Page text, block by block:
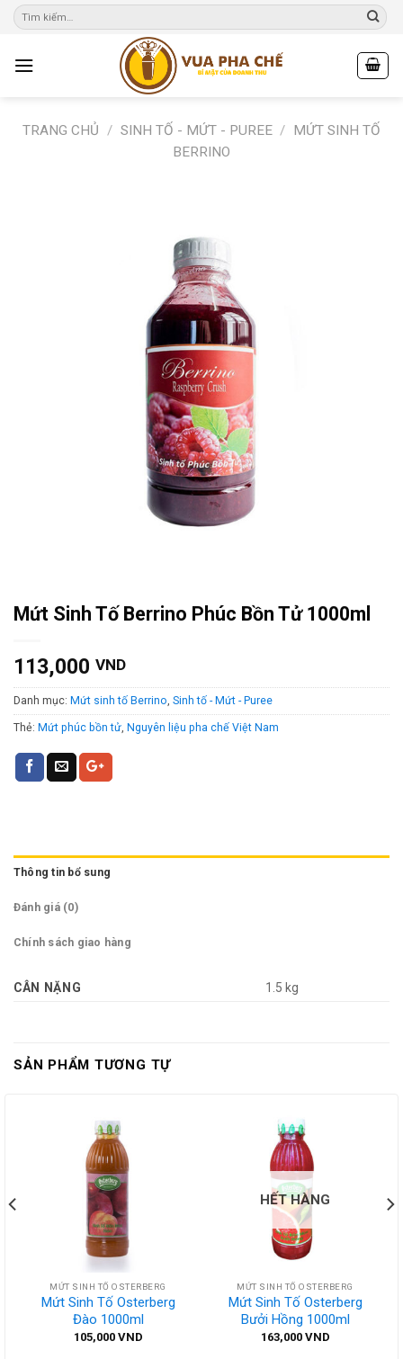
Skip
TRANG CHỦ / SINH TỐ - MỨT - PUREE / MỨT SINH TỐ
BERRINO
Mứt Sinh Tố Berrino Phúc Bồn Tử 1000ml
113,000 VND
Danh mục: Mứt sinh tố Berrino, Sinh tố - Mứt - Puree
Thẻ: Mứt phúc bồn tử, Nguyên liệu pha chế Việt Nam
Thông tin bổ sung
Đánh giá (0)
Chính sách giao hàng
CÂN NẶNG 1.5 kg
SẢN PHẨM TƯƠNG TỰ
MỨT SINH TỐ OSTERBERG
Mứt Sinh Tố Osterberg
Đào 1000ml
105,000 VND
HẾT HÀNG
MỨT SINH TỐ OSTERBERG
Mứt Sinh Tố Osterberg
Bưởi Hồng 1000ml
163,000 VND